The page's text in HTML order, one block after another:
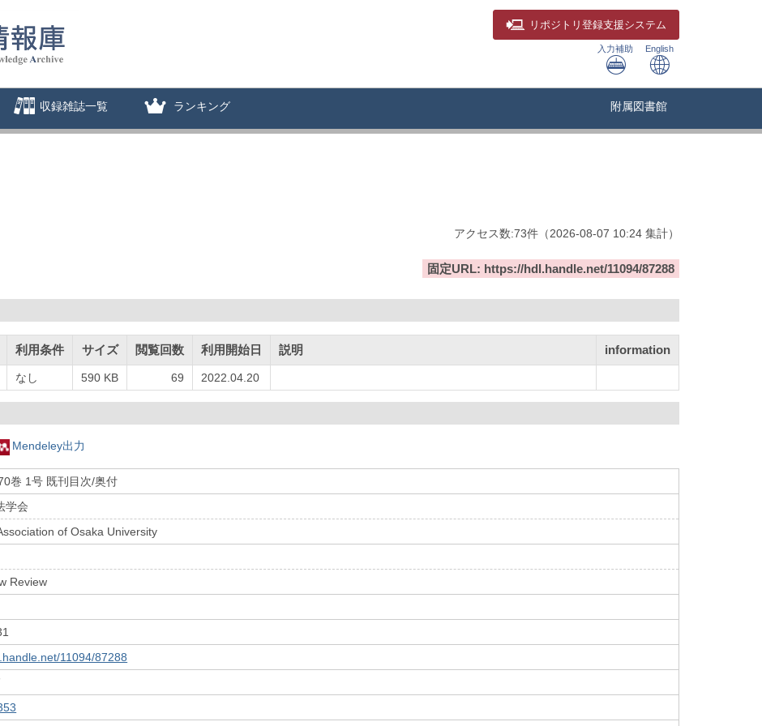
リポジトリ 登録支援システム
入力補助 English
収録雑誌一覧 ランキング 附属図書館
アクセス数:73件 （2026-08-07 10:24 集計）
固定URL: https://hdl.handle.net/11094/87288
利用条件 サイズ 閲覧回数 利用開始日 説明 information
なし 590 KB 69 2022.04.20
Mendeley出力
巻 1号 既刊目次/奥付
学会
of Osaka University
Review
11094/87288